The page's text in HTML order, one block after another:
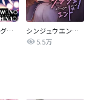
パーフェクトグリッター
シンジュウエンド【タテヨミ】
5.5万